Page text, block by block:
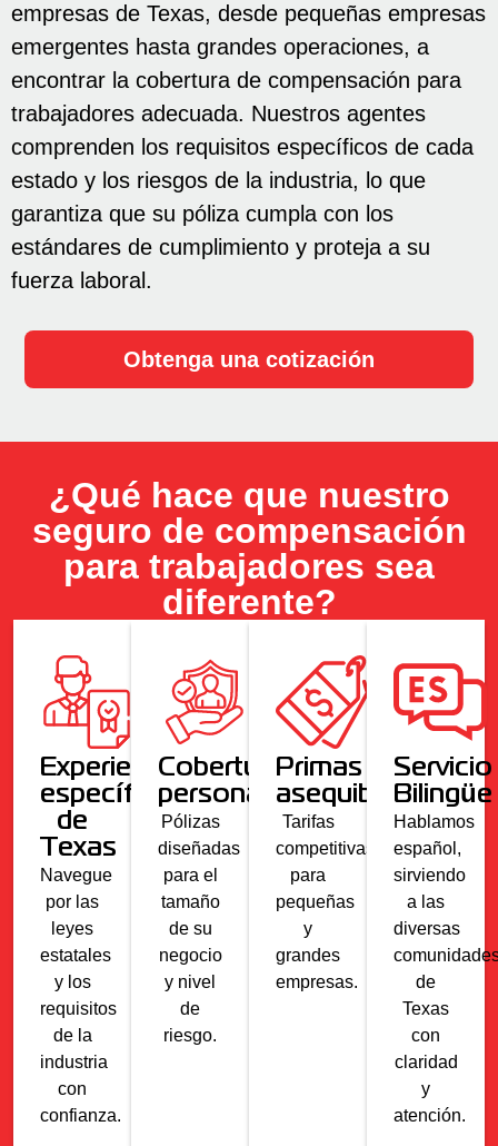
empresas de Texas, desde pequeñas empresas
emergentes hasta grandes operaciones, a
encontrar la cobertura de compensación para
trabajadores adecuada. Nuestros agentes
comprenden los requisitos específicos de cada
estado y los riesgos de la industria, lo que
garantiza que su póliza cumpla con los
estándares de cumplimiento y proteja a su
fuerza laboral.
Obtenga una cotización
¿Qué hace que nuestro
seguro de compensación
para trabajadores sea
diferente?
Experiencia
específica
de
Texas
Navegue
por las
leyes
estatales
y los
requisitos
de la
industria
con
confianza.
Cobertura
personalizada
Pólizas
diseñadas
para el
tamaño
de su
negocio
y nivel
de
riesgo.
Primas
asequibles
Tarifas
competitivas
para
pequeñas
y
grandes
empresas.
Servicio
Bilingüe
Hablamos
español,
sirviendo
a las
diversas
de
Texas
con
claridad
y
atención.